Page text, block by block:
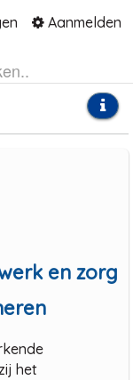
Aanmelden
en zorg
het